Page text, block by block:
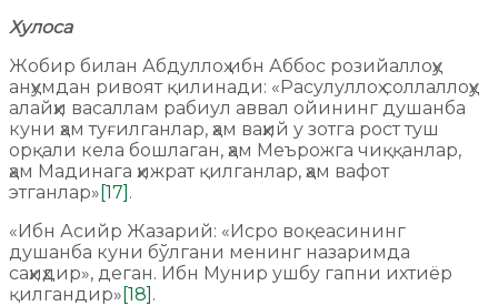
Хулоса
Жобир билан Абдуллоҳ ибн Аббос розийаллоҳу
анҳумдан ривоят қилинади: «Расулуллоҳ соллаллоҳу
алайҳи васаллам рабиул аввал ойининг душанба
куни ҳам туғилганлар, ҳам ваҳий у зотга рост туш
орқали кела бошлаган, ҳам Меърожга чиққанлар,
ҳам Мадинага ҳижрат қилганлар, ҳам вафот
этганлар» [17] .
«Ибн Асийр Жазарий: «Исро воқеасининг
душанба куни бўлгани менинг назаримда
саҳиҳдир», деган. Ибн Мунир ушбу гапни ихтиёр
қилгандир» [18] .